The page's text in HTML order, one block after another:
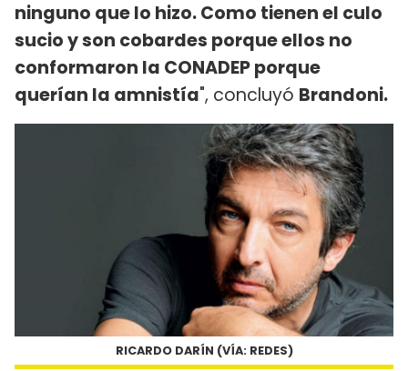
ninguno que lo hizo. Como tienen el culo
sucio y son cobardes porque ellos no
conformaron la CONADEP porque
querían la amnistía", concluyó Brandoni.
RICARDO DARÍN (VÍA: REDES)